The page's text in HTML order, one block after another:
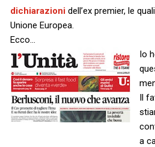
dichiarazioni dell’ex premier, le
Unione Europea.
Ecco…
Io
Il
a